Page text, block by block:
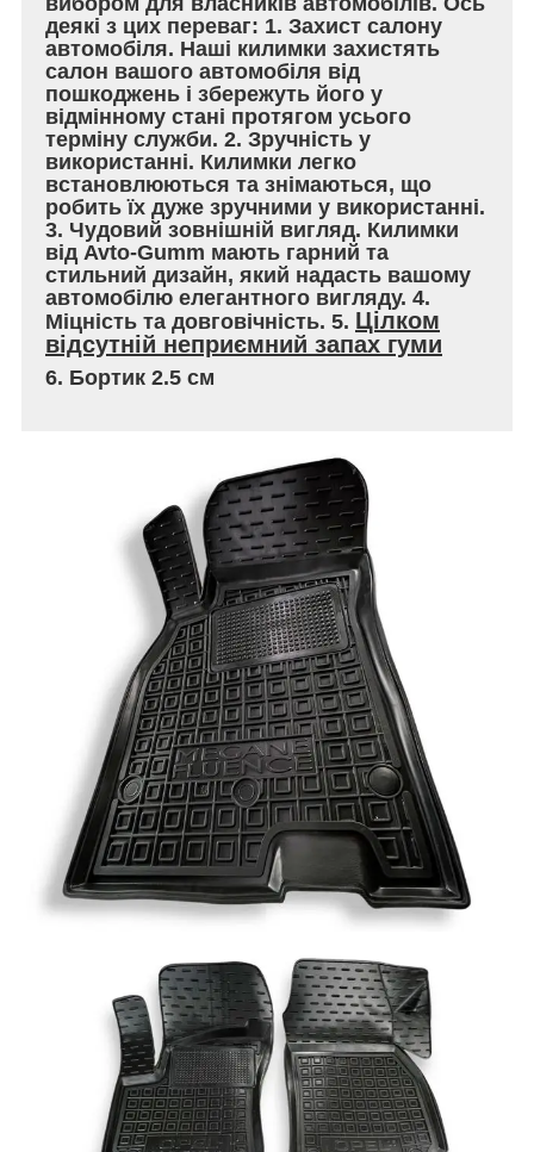
деякі з цих переваг: 1. Захист салону
автомобіля. Наші килимки захистять
салон вашого автомобіля від
пошкоджень і збережуть його у
відмінному стані протягом усього
терміну служби. 2. Зручність у
використанні. Килимки легко
встановлюються та знімаються, що
робить їх дуже зручними у використанні.
3. Чудовий зовнішній вигляд. Килимки
від Avto-Gumm мають гарний та
стильний дизайн, який надасть вашому
автомобілю елегантного вигляду. 4.
Міцність та довговічність. 5. Цілком
відсутній неприємний запах гуми
6. Бортик 2.5 см